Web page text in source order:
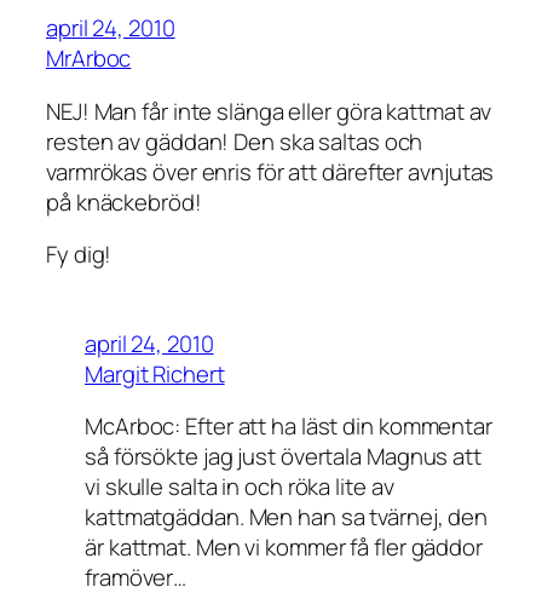
april 24, 2010
MrArboc
NEJ! Man får inte slänga eller göra kattmat av
resten av gäddan! Den ska saltas och
varmrökas över enris för att därefter avnjutas
på knäckebröd!
Fy dig!
april 24, 2010
Margit Richert
McArboc: Efter att ha läst din kommentar
så försökte jag just övertala Magnus att
vi skulle salta in och röka lite av
kattmatgäddan. Men han sa tvärnej, den
är kattmat. Men vi kommer få fler gäddor
framöver…